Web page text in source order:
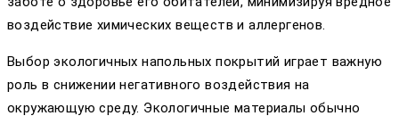
воздействие химических веществ и аллергенов.
Выбор экологичных напольных покрытий играет важную
роль в снижении негативного воздействия на
окружающую среду. Экологичные материалы обычно